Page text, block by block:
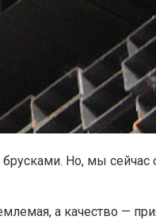
Но, мы сейчас
а качество —